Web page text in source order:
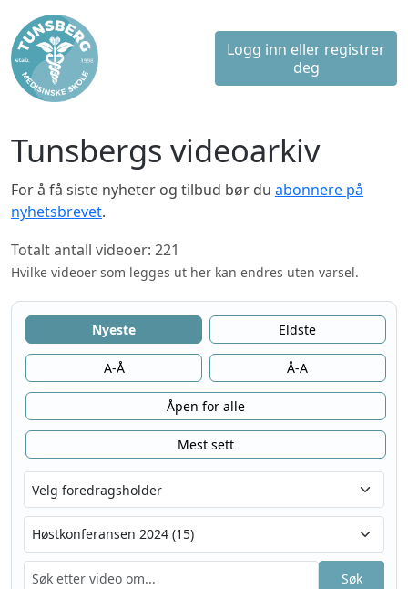
Logg inn eller registrer
deg
Tunsbergs videoarkiv
For å få siste nyheter og tilbud bør du abonnere på
nyhetsbrevet.
Totalt antall videoer: 221
Hvilke videoer som legges ut her kan endres uten varsel.
Nyeste Eldste
A-Å Å-A
Åpen for alle
Mest sett
Søk